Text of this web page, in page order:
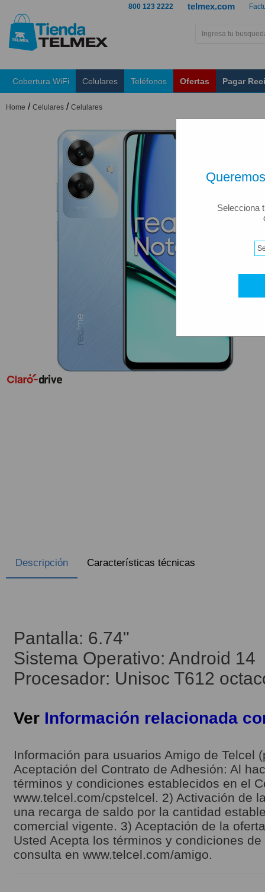
Selecciona
telmex.com
800 123 2222
Cobertura WiFi Celulares Teléfonos Ofertas Pagar
Home / Celulares / Celulares
Descripción Características técnicas
Pantalla: 6.74"
Sistema Operativo: Android 14
Procesador: Unisoc T612
Ver Información relacionada
Información para usuarios Amigo de Telcel
Aceptación del Contrato de Adhesión: Al
términos y condiciones establecidos en el
www.telcel.com/cpstelcel. 2) Activación de
una recarga de saldo por la cantidad
comercial vigente. 3) Aceptación de la
Usted Acepta los términos y condiciones
consulta en www.telcel.com/amigo.